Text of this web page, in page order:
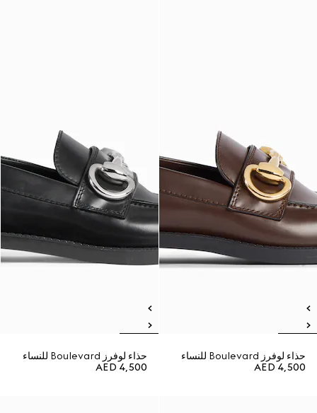
حذاء لوفرز Boulevard للنساء
AED 4,500
حذاء لوفرز Boulevard للنساء
AED 4,500